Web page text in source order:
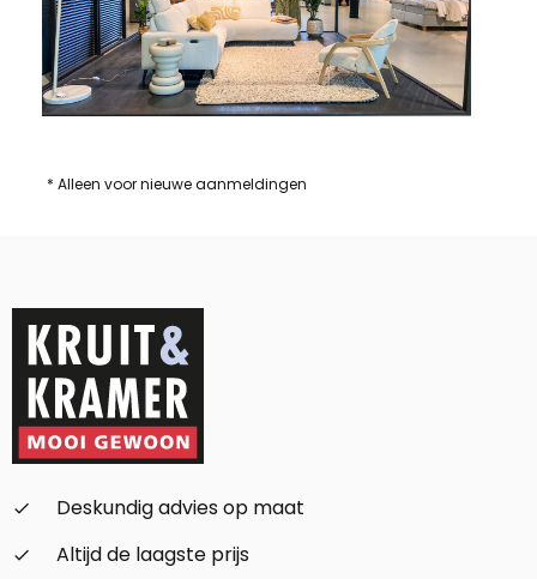
* Alleen voor nieuwe aanmeldingen
check_small
Deskundig advies op maat
check_small
Altijd de laagste prijs